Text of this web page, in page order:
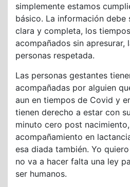
simplemente estamos
básico. La información debe
clara y completa, los
acompañados sin apresurar,
personas respetada.
Las personas gestantes
acompañadas por alguien
aun en tiempos de Covid y
tienen derecho a estar con
minuto cero post
acompañamiento en
esa diada también. Yo
no va a hacer falta una ley
ser humanos.